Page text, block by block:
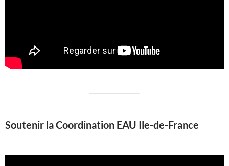
Soutenir la Coordination EAU Ile-de-France